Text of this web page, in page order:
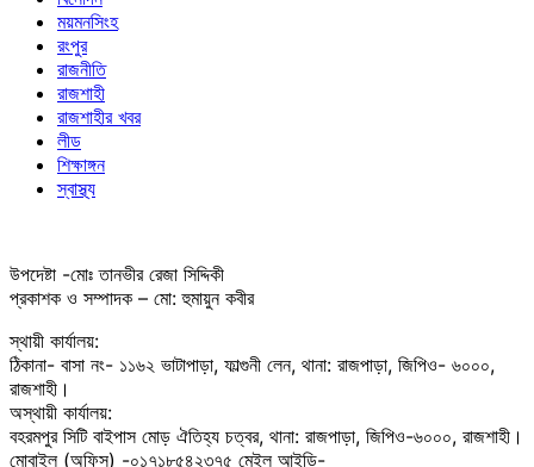
ময়মনসিংহ
রংপুর
রাজনীতি
রাজশাহী
রাজশাহীর খবর
লীড
শিক্ষাঙ্গন
স্বাস্থ্য
উপদেষ্টা -মোঃ তানভীর রেজা সিদ্দিকী
প্রকাশক ও সম্পাদক – মো: হুমায়ুন কবীর
স্থায়ী কার্যালয়:
ঠিকানা- বাসা নং- ১১৬২ ভাটাপাড়া, ফাল্গুনী লেন, থানা: রাজপাড়া, জিপিও- ৬০০০,
রাজশাহী।
অস্থায়ী কার্যালয়:
বহরমপুর সিটি বাইপাস মোড় ঐতিহ্য চত্বর, থানা: রাজপাড়া, জিপিও-৬০০০, রাজশাহী।
মোবাইল (অফিস) -০১৭১৮৫৪২৩৭৫ মেইল আইডি-